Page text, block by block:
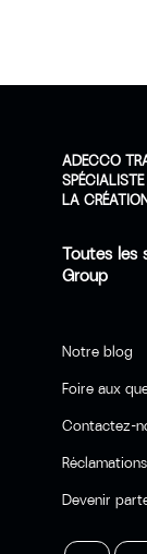
ADECCO
LA
Toutes les
Group
Notre blog
Foire aux
Contactez-
Réclamations
Devenir